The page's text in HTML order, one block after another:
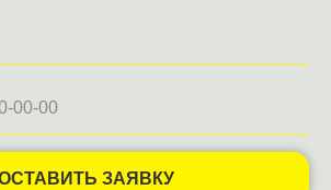
ЗАЯВКУ